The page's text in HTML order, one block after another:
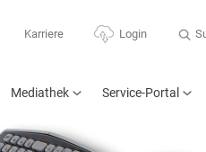
Karriere Login
Mediathek Service-Portal